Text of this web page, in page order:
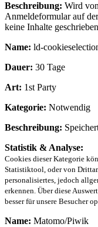
Beschreibung: Wird
Anmeldeformular auf
keine Inhalte
Name: ld-
Dauer: 30 Tage
Art: 1st Party
Kategorie: Notwendig
Beschreibung:
Statistik & Analyse:
Cookies dieser Kategorie
Statistiktool, oder von
personalisiertes, jedoch
erkennen. Über diese
besser für unsere Besucher
Name: Matomo/Piwik